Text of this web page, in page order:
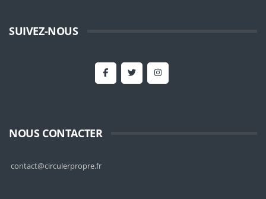
SUIVEZ-NOUS
NOUS CONTACTER
contact@circulerpropre.fr